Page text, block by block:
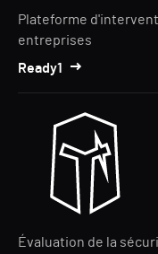
Plateforme
entreprises
Ready1
Évaluation de la